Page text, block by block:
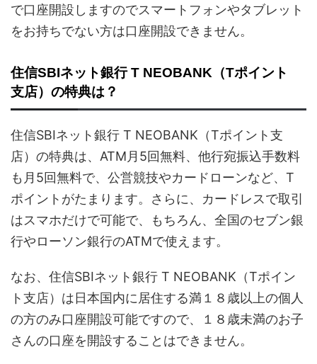
で口座開設しますのでスマートフォンやタブレット
をお持ちでない方は口座開設できません。
住信SBIネット銀行 T NEOBANK（Tポイント
支店）の特典は？
住信SBIネット銀行 T NEOBANK（Tポイント支
店）の特典は、ATM月5回無料、他行宛振込手数料
も月5回無料で、公営競技やカードローンなど、T
ポイントがたまります。さらに、カードレスで取引
はスマホだけで可能で、もちろん、全国のセブン銀
行やローソン銀行のATMで使えます。
なお、住信SBIネット銀行 T NEOBANK（Tポイン
ト支店）は日本国内に居住する満１８歳以上の個人
の方のみ口座開設可能ですので、１８歳未満のお子
さんの口座を開設することはできません。